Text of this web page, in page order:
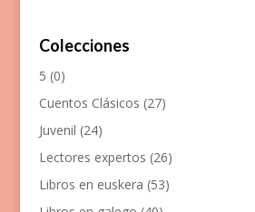
Colecciones
5 (0)
Cuentos Clásicos (27)
Juvenil (24)
Lectores expertos (26)
Libros en euskera (53)